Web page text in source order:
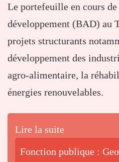
Le portefeuille en cours
développement (BAD) au
projets structurants
développement des
agro-alimentaire, la
énergies renouvelables.
Lire la suite
Fonction publique :